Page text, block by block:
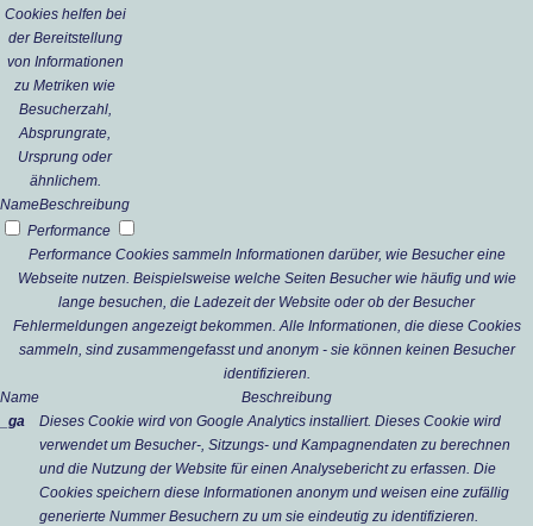
Cookies helfen bei
der Bereitstellung
von Informationen
zu Metriken wie
Besucherzahl,
Absprungrate,
Ursprung oder
ähnlichem.
NameBeschreibung
Performance
Performance Cookies sammeln Informationen darüber, wie Besucher eine
Webseite nutzen. Beispielsweise welche Seiten Besucher wie häufig und wie
lange besuchen, die Ladezeit der Website oder ob der Besucher
Fehlermeldungen angezeigt bekommen. Alle Informationen, die diese Cookies
sammeln, sind zusammengefasst und anonym - sie können keinen Besucher
identifizieren.
Name
Beschreibung
_ga
Dieses Cookie wird von Google Analytics installiert. Dieses Cookie wird
verwendet um Besucher-, Sitzungs- und Kampagnendaten zu berechnen
und die Nutzung der Website für einen Analysebericht zu erfassen. Die
Cookies speichern diese Informationen anonym und weisen eine zufällig
generierte Nummer Besuchern zu um sie eindeutig zu identifizieren.